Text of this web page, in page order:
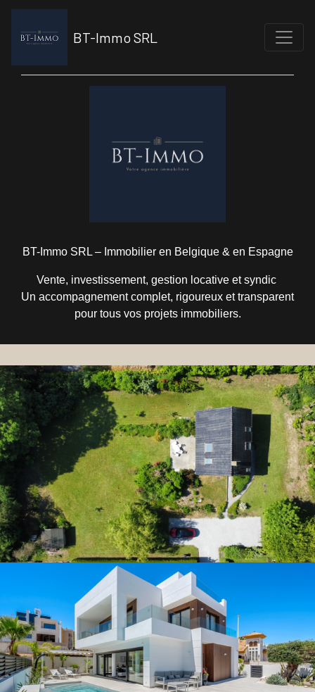
Aller
contenu
BT-Immo SRL
BT-Immo SRL – Immobilier en Belgique & en Espagne
Vente, investissement, gestion locative et syndic
Un accompagnement complet, rigoureux et transparent
pour tous vos projets immobiliers.